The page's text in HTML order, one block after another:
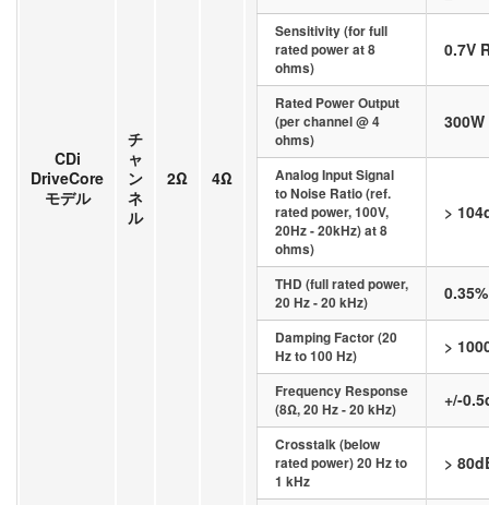
CDi
DriveCore
モデル
チ
ャ
ン
ネ
ル
2Ω 4Ω
Sensitivity (for full
rated power at 8
ohms)
0.7V
Rated Power Output
(per channel @ 4
ohms)
300W
Analog Input Signal
to Noise Ratio (ref.
rated power, 100V,
20Hz - 20kHz) at 8
ohms)
>
THD (full rated power,
20 Hz - 20 kHz)
0.35%
Damping Factor (20
Hz to 100 Hz)
>
Frequency Response
(8Ω, 20 Hz - 20 kHz)
+/-
Crosstalk (below
rated power) 20 Hz to
1 kHz
>